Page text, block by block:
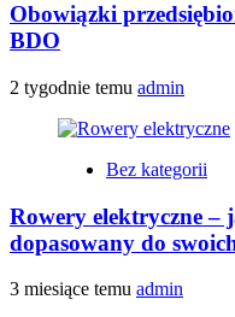
Obowiązki
BDO
2 tygodnie temu admin
Bez kategorii
Rowery elektryczne –
dopasowany do
3 miesiące temu admin